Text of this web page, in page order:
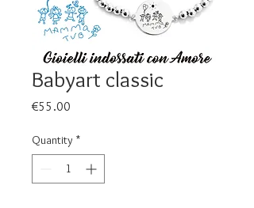
Babyart classic
€55.00
Quantity *